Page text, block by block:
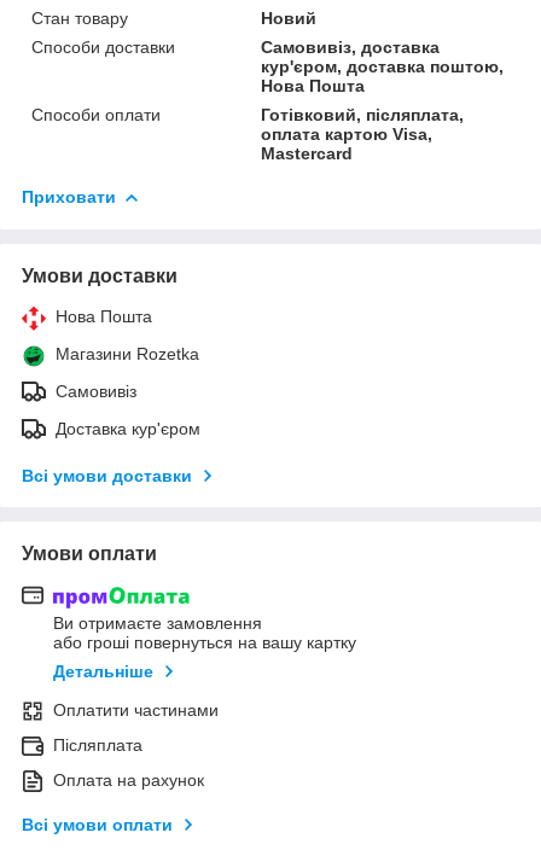
Стан товару
Новий
Способи доставки
Самовивіз, доставка
кур'єром, доставка поштою,
Нова Пошта
Способи оплати
Готівковий, післяплата,
оплата картою Visa,
Mastercard
Приховати
Умови доставки
Нова Пошта
Магазини Rozetka
Самовивіз
Доставка кур'єром
Всі умови доставки
Умови оплати
Ви отримаєте замовлення
або гроші повернуться на вашу картку
Детальніше
Оплатити частинами
Післяплата
Оплата на рахунок
Всі умови оплати